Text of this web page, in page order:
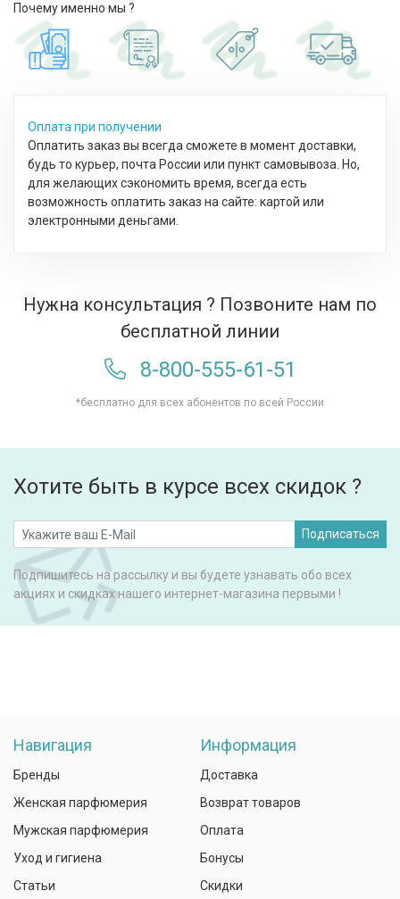
Почему именно мы ?
Оплата при получении
Оплатить заказ вы всегда сможете в момент доставки,
будь то курьер, почта России или пункт самовывоза. Но,
для желающих сэкономить время, всегда есть
возможность оплатить заказ на сайте: картой или
электронными деньгами.
Нужна консультация ? Позвоните нам по
бесплатной линии
8-800-555-61-51
*бесплатно для всех абонентов по всей России
Хотите быть в курсе всех скидок ?
Подписаться
Подпишитесь на рассылку и вы будете узнавать обо всех
акциях и скидках нашего интернет-магазина первыми !
Навигация
Бренды
Женская парфюмерия
Мужская парфюмерия
Уход и гигиена
Статьи
Информация
Доставка
Возврат товаров
Оплата
Бонусы
Скидки